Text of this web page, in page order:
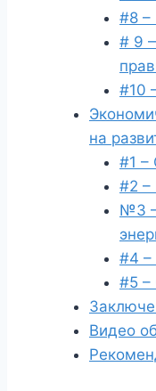
#8 –
# 9
#10
на
#1 –
#2 –
№3 –
#4 –
#5
Видео